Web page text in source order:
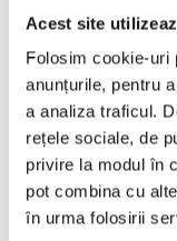
Acest site
Folosim cookie-uri
anunțurile, pentru
a analiza traficul.
rețele sociale, de
privire la modul în
pot combina cu
în urma folosirii
Rochii de vara,
pentru 2026.
Bucurestiul pe
Funda, element
KAWS: Art &
desenate intra in
The Outsider.
intr-o expozitie.